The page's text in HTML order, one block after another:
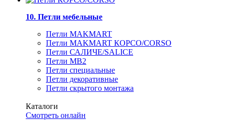
10. Петли мебельные
Петли MAKMART
Петли MAKMART КОРСО/CORSO
Петли САЛИЧЕ/SALICE
Петли MB2
Петли специальные
Петли декоративные
Петли скрытого монтажа
Каталоги
Смотреть онлайн